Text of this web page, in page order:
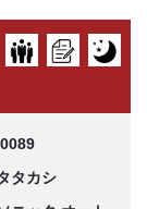
タカシ